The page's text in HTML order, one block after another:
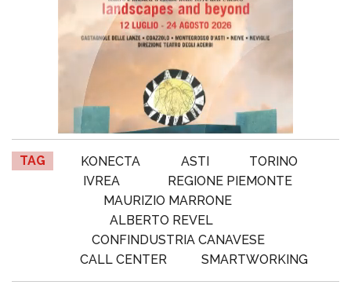
TAG KONECTA ASTI
TORINO
IVREA
REGIONE PIEMONTE
MAURIZIO MARRONE
ALBERTO REVEL
CONFINDUSTRIA CANAVESE
CALL CENTER
SMARTWORKING